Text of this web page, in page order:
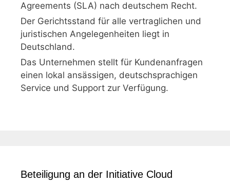
Agreements (SLA) nach deutschem Recht.
Der Gerichtsstand für alle vertraglichen und
juristischen Angelegenheiten liegt in
Deutschland.
Das Unternehmen stellt für Kundenanfragen
einen lokal ansässigen, deutschsprachigen
Service und Support zur Verfügung.
Beteiligung an der Initiative Cloud